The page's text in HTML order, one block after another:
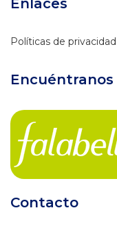
Enlaces
Políticas de
Encuéntranos
Contacto